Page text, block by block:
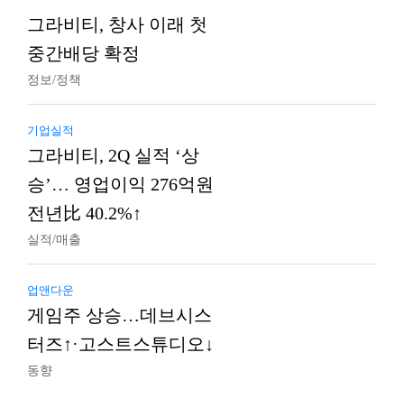
그라비티, 창사 이래 첫
중간배당 확정
정보/정책
기업실적
그라비티, 2Q 실적 ‘상
승’… 영업이익 276억원
전년比 40.2%↑
실적/매출
업앤다운
게임주 상승…데브시스
터즈↑·고스트스튜디오↓
동향